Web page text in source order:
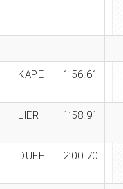
KAPE 1’56.61
LIER 1’58.91
DUFF 2’00.70